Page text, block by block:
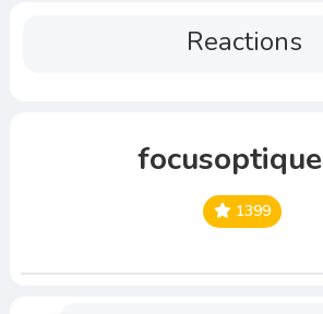
Reactions
focusoptique
1399